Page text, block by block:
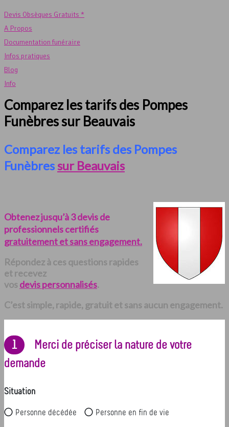
Devis Obsèques Gratuits *
A Propos
Documentation funéraire
Infos pratiques
Blog
Info
Comparez les tarifs des Pompes
Funèbres sur Beauvais
Comparez les tarifs des Pompes
Funèbres sur Beauvais
Obtenez jusqu’à 3 devis de
professionnels certifiés
gratuitement et sans engagement.
Répondez à ces questions rapides
et recevez
vos devis personnalisés.
C’est simple, rapide, gratuit et sans aucun engagement.